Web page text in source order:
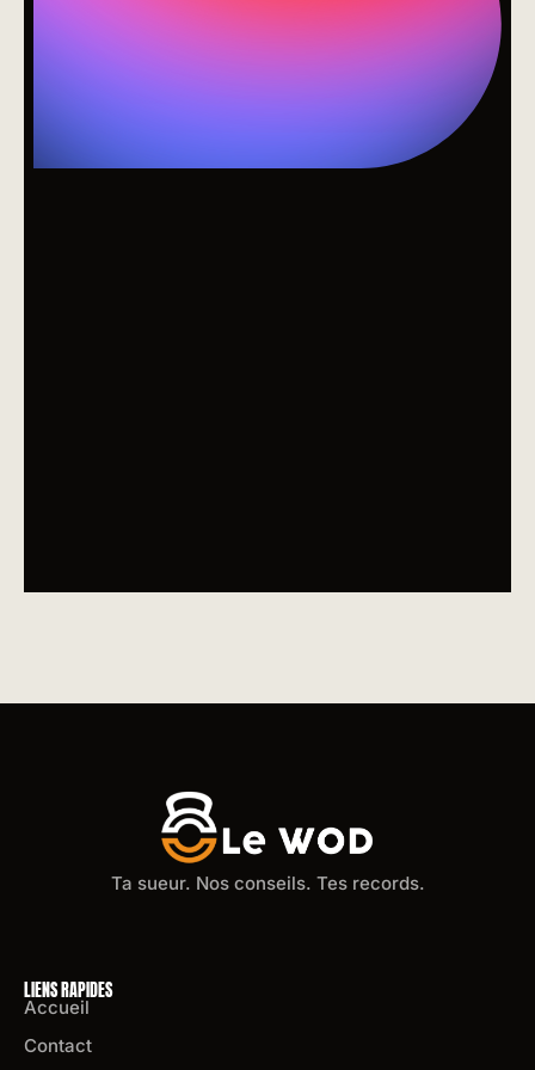
Ta sueur. Nos conseils. Tes records.
LIENS RAPIDES
Accueil
Contact